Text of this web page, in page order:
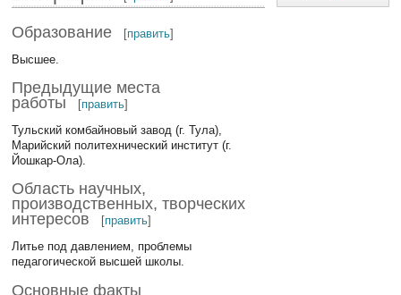
Образование [править]
Высшее.
Предыдущие места
работы
[править]
Тульский комбайновый завод (г. Тула),
Марийский политехнический институт (г.
Йошкар-Ола).
Область научных,
производственных, творческих
интересов
[править]
Литье под давлением, проблемы
педагогической высшей школы.
Основные факты